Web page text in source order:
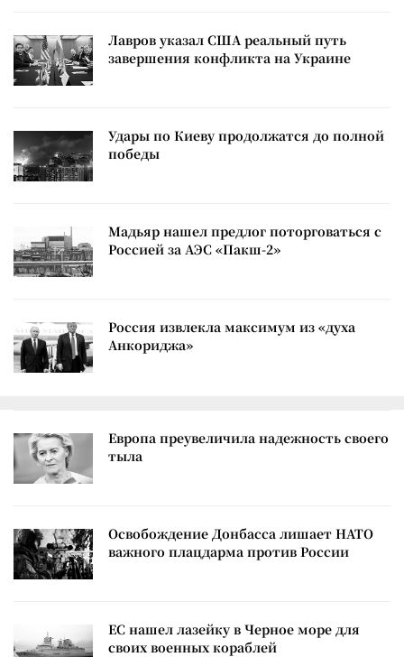
Лавров указал США реальный путь
завершения конфликта на Украине
Удары по Киеву продолжатся до полной
победы
Мадьяр нашел предлог поторговаться с
Россией за АЭС «Пакш-2»
Россия извлекла максимум из «духа
Анкориджа»
Европа преувеличила надежность своего
тыла
Освобождение Донбасса лишает НАТО
важного плацдарма против России
ЕС нашел лазейку в Черное море для
своих военных кораблей